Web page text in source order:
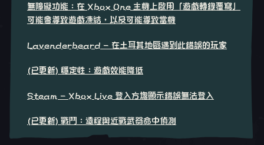
無障礙功能：在 Xbox One 主機上啟用「遊戲轉錄覆寫」
可能會導致遊戲凍結，以及可能導致當機
Lavenderbeard - 在土耳其地區遇到此錯誤的玩家
(已更新) 穩定性：遊戲效能降低
Steam - Xbox Live 登入方塊顯示錯誤無法登入
(已更新) 戰鬥：遠程與近戰武器命中偵測